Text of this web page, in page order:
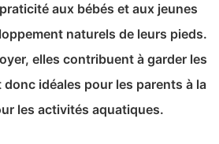
aux bébés et aux jeunes
naturels de leurs pieds.
elles contribuent à garder les
idéales pour les parents à la
les activités aquatiques.